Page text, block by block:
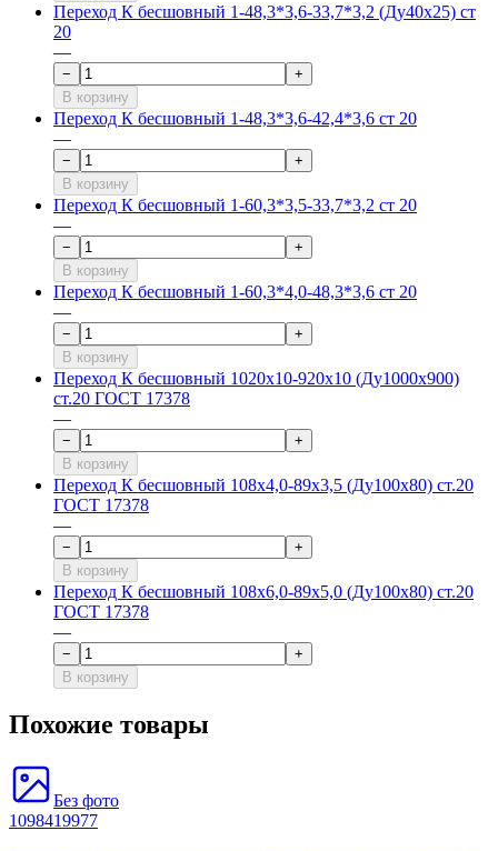
Переход К бесшовный 1-48,3*3,6-33,7*3,2 (Ду40х25) ст
20
—
−
+
В корзину
Переход К бесшовный 1-48,3*3,6-42,4*3,6 ст 20
—
−
+
В корзину
Переход К бесшовный 1-60,3*3,5-33,7*3,2 ст 20
—
−
+
В корзину
Переход К бесшовный 1-60,3*4,0-48,3*3,6 ст 20
—
−
+
В корзину
Переход К бесшовный 1020х10-920х10 (Ду1000х900)
ст.20 ГОСТ 17378
—
−
+
В корзину
Переход К бесшовный 108х4,0-89х3,5 (Ду100х80) ст.20
ГОСТ 17378
—
−
+
В корзину
Переход К бесшовный 108х6,0-89х5,0 (Ду100х80) ст.20
ГОСТ 17378
—
−
+
В корзину
Похожие товары
Без фото
1098419977